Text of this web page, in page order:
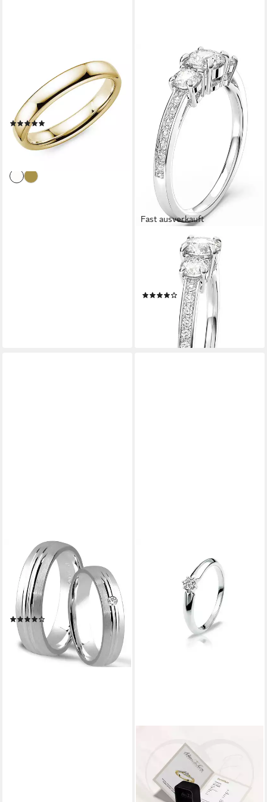
Trauring Schmuck Geschenk
Partnerring Ehering Goldring,
Made in Germany - wahlweise
mit oder ohne Zirkonia
(1)
ab 734,25 € UVP825,00 €
-11%
Fast ausverkauft
SWAROVSKI
Fingerring Stilla Round
Attract, mit Swarovski®
(8)
ab 105,91 € UVP 119,00 €
lieferbar - in 2-3 Werktagen bei dir
TRAURINGE123
Trauring Hochzeitsringe
Verlobungsringe Trauringe
Eheringe Partnerringe aus
925er Silber mit Stein, J42
ab 40,00 €
lieferbar - in 4-5 Werktagen bei dir